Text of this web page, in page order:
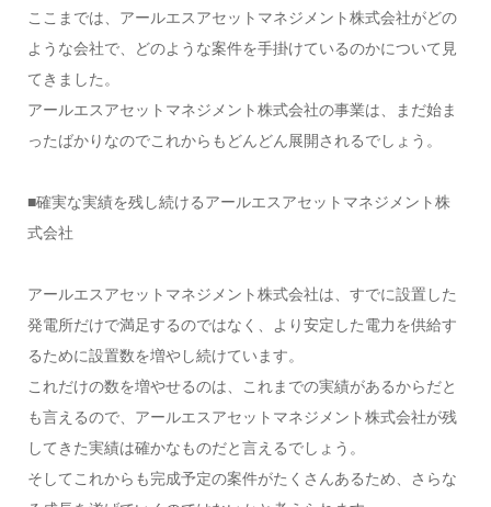
ここまでは、アールエスアセットマネジメント株式会社がどの
ような会社で、どのような案件を手掛けているのかについて見
てきました。
アールエスアセットマネジメント株式会社の事業は、まだ始ま
ったばかりなのでこれからもどんどん展開されるでしょう。
■確実な実績を残し続けるアールエスアセットマネジメント株
式会社
アールエスアセットマネジメント株式会社は、すでに設置した
発電所だけで満足するのではなく、より安定した電力を供給す
るために設置数を増やし続けています。
これだけの数を増やせるのは、これまでの実績があるからだと
も言えるので、アールエスアセットマネジメント株式会社が残
してきた実績は確かなものだと言えるでしょう。
そしてこれからも完成予定の案件がたくさんあるため、さらな